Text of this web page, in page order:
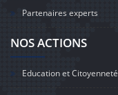
Partenaires experts
NOS ACTIONS
Education et Citoyenneté